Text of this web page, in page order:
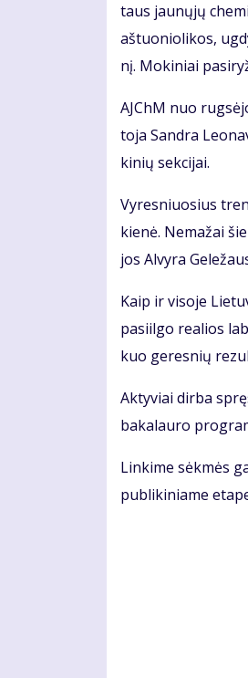
taus jau­nų­jų
aš­tuo­nio­li­kos,
nį. Mo­ki­niai
AJChM nuo
to­ja San­dra
ki­nių sek­ci­jai.
Vy­res­niuo­sius
kie­nė. Ne­ma­žai
jos Al­vy­ra
Kaip ir vi­so­je
pa­si­il­go re­a­lios
kuo ge­res­nių
Ak­ty­viai dir­ba
ba­ka­lau­ro
Lin­ki­me sėk­mės
pub­li­ki­nia­me